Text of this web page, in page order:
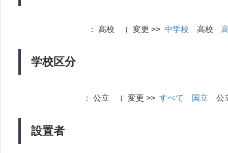
学校区分
： 高校 （ 変更 >> 中学校 高校
設置者
： 公立 （ 変更 >> すべて 国立